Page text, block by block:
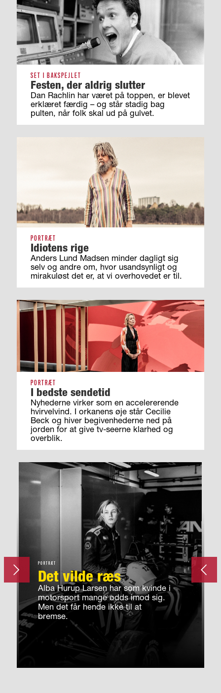
SET I BAKSPEJLET
Festen, der aldrig slutter
Dan Rachlin har været på toppen, er blevet
erklæret færdig – og står stadig bag
pulten, når folk skal ud på gulvet.
PORTRÆT
Idiotens rige
Anders Lund Madsen minder dagligt sig
selv og andre om, hvor usandsynligt og
mirakuløst det er, at vi overhovedet er til.
PORTRÆT
I bedste sendetid
Nyhederne virker som en accelererende
hvirvelvind. I orkanens øje står Cecilie
Beck og hiver begivenhederne ned på
jorden for at give tv-seerne klarhed og
overblik.
PORTRÆT
Det vilde ræs
Alba Hurup Larsen har som kvinde i
motorsport mange odds imod sig.
Men det får hende ikke til at
bremse.
Forrige